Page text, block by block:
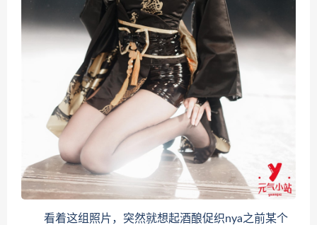
看着这组照片，突然就想起酒酿促织nya之前某个